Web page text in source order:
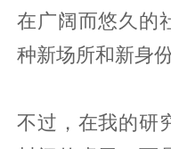
在广阔而悠久的
种新场所和新身份
不过，在我的研